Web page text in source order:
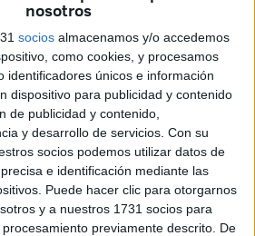
nosotros
socios almacenamos y/o accedemos
como cookies, y procesamos
identificadores únicos e información
dispositivo para publicidad y contenido
de publicidad y contenido,
y desarrollo de servicios. Con su
socios podemos utilizar datos de
e identificación mediante las
Puede hacer clic para otorgarnos
y a nuestros 1731 socios para
previamente descrito. De
sus canales oficiales, y que ha
agentes explican cómo algunos
casi invisibles para saber si
las vacaciones.
no toques nada”. Así empieza
una técnica empleada
durante los meses de
personas se ausentan durante